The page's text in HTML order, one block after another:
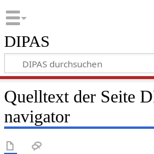
DIPAS
Quelltext der Seite
navigator